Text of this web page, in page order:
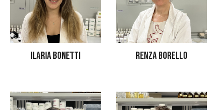
ILARIA BONETTI RENZA BORELLO